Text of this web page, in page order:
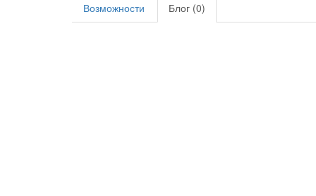
Возможности Блог (0)